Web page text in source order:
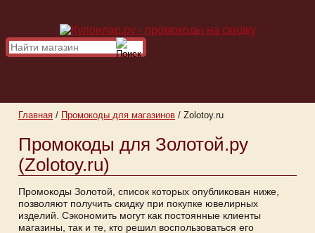
Главная / Промокоды для магазинов / Zolotoy.ru
Промокоды для Золотой.ру
(Zolotoy.ru)
Промокоды Золотой, список которых опубликован ниже,
позволяют получить скидку при покупке ювелирных
изделий. Сэкономить могут как постоянные клиенты
магазины, так и те, кто решил воспользоваться его